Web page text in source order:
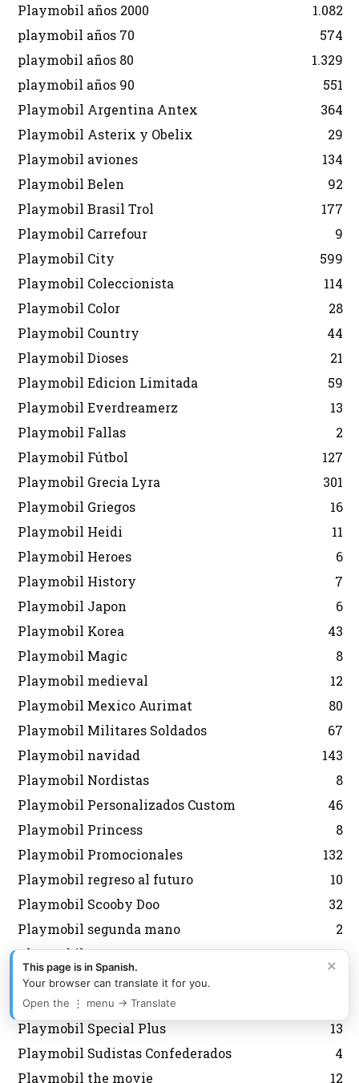
Playmobil años 2000
1.082
playmobil años 70
574
playmobil años 80
1.329
playmobil años 90
551
Playmobil Argentina Antex
364
Playmobil Asterix y Obelix
29
Playmobil aviones
134
Playmobil Belen
92
Playmobil Brasil Trol
177
Playmobil Carrefour
9
Playmobil City
599
Playmobil Coleccionista
114
Playmobil Color
28
Playmobil Country
44
Playmobil Dioses
21
Playmobil Edicion Limitada
59
Playmobil Everdreamerz
13
Playmobil Fallas
2
Playmobil Fútbol
127
Playmobil Grecia Lyra
301
Playmobil Griegos
16
Playmobil Heidi
11
Playmobil Heroes
6
Playmobil History
7
Playmobil Japon
6
Playmobil Korea
43
Playmobil Magic
8
Playmobil medieval
12
Playmobil Mexico Aurimat
80
Playmobil Militares Soldados
67
Playmobil navidad
143
Playmobil Nordistas
8
Playmobil Personalizados Custom
46
Playmobil Princess
8
Playmobil Promocionales
132
Playmobil regreso al futuro
10
Playmobil Scooby Doo
32
Playmobil segunda mano
2
Playmobil Semana Santa
12
Playmobil Sky Trails
Playmobil Special
Playmobil Special Plus
13
Playmobil Sudistas Confederados
4
Playmobil the movie
12
×
This page is in Spanish.
Your browser can translate it for you.
Open the ⋮ menu → Translate